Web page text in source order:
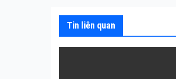
Tin liên quan